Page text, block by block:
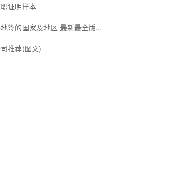
证明样本
签的国家及地区 最新最全版...
推荐(图文)